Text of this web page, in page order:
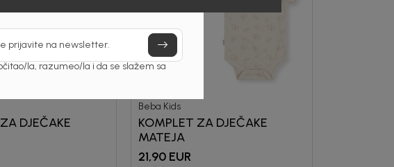
DJEČAKE
Beba Kids
KOMPLET ZA DJEČAKE
MATEJA
21,90 EUR
prijavite na newsletter.
la, razumeo/la i da se slažem sa